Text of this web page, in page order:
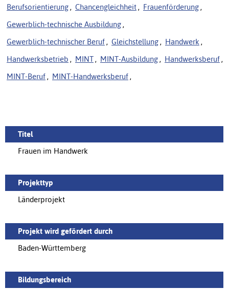
Berufsorientierung , Chancengleichheit , Frauenförderung ,
Gewerblich-technische Ausbildung ,
Gewerblich-technischer Beruf , Gleichstellung , Handwerk ,
Handwerksbetrieb , MINT , MINT-Ausbildung , Handwerksberuf ,
MINT-Beruf , MINT-Handwerksberuf ,
Titel
Frauen im Handwerk
Projekttyp
Länderprojekt
Projekt wird gefördert durch
Baden-Württemberg
Bildungsbereich